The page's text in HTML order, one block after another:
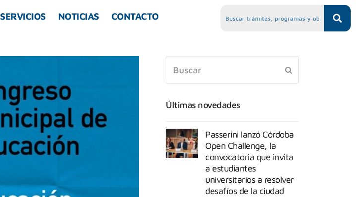
SERVICIOS NOTICIAS CONTACTO
Últimas novedades
Passerini lanzó Córdoba
Open Challenge, la
convocatoria que invita
a estudiantes
universitarios a resolver
desafíos de la ciudad